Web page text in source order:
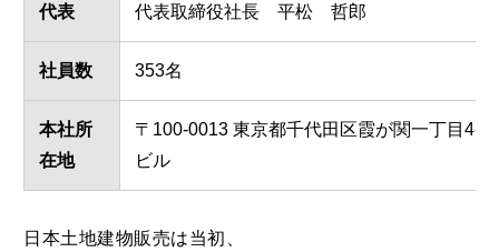
代表 代表取締役社長 平松 哲郎
社員数 353名
本社所
在地
〒100-0013 東京都千代田区霞が関一丁目4-
ビル
日本土地建物販売は当初、